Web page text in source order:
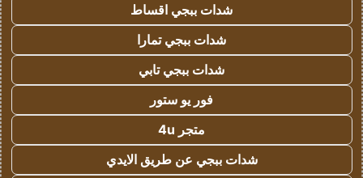
شدات ببجي اقساط
شدات ببجي تمارا
شدات ببجي تابي
فور يو ستور
متجر 4u
شدات ببجي عن طريق الايدي